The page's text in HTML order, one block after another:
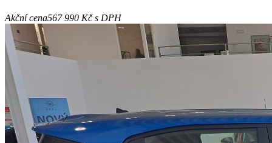
Akční cena567 990 Kčs DPH